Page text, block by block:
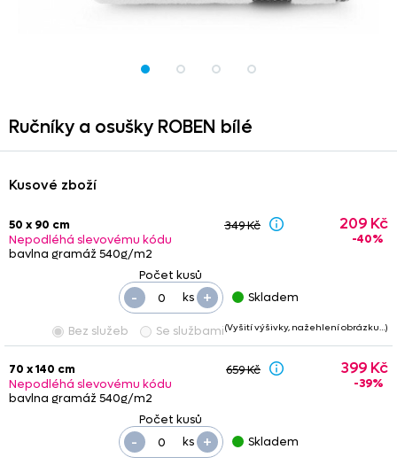
Ručníky a osušky ROBEN bílé
Kusové zboží
50 x 90 cm
Nepodléhá slevovému kódu
bavlna gramáž 540g/m2
ks +
-
349 Kč 209 Kč
-40%
Skladem
Bez služeb Se službami(Vyšití výšivky, nažehlení obrázku…)
70 x 140 cm
Nepodléhá slevovému kódu
bavlna gramáž 540g/m2
ks +
-
659 Kč 399 Kč
-39%
Skladem